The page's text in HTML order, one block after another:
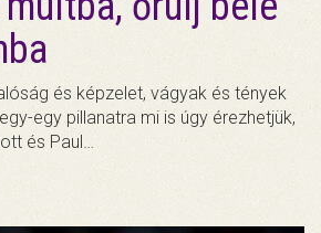
és képzelet, vágyak és tények
egy pillanatra mi is úgy érezhetjük,
és Paul…